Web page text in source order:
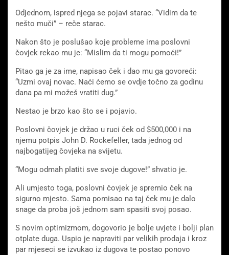
Odjednom, ispred njega se pojavi starac. “Vidim da te
nešto muči” – reče starac.
Nakon što je poslušao koje probleme ima poslovni
čovjek rekao mu je: “Mislim da ti mogu pomoći!”
Pitao ga je za ime, napisao ček i dao mu ga govoreći:
“Uzmi ovaj novac. Naći ćemo se ovdje točno za godinu
dana pa mi možeš vratiti dug.”
Nestao je brzo kao što se i pojavio.
Poslovni čovjek je držao u ruci ček od $500,000 i na
njemu potpis John D. Rockefeller, tada jednog od
najbogatijeg čovjeka na svijetu.
“Mogu odmah platiti sve svoje dugove!” shvatio je.
Ali umjesto toga, poslovni čovjek je spremio ček na
sigurno mjesto. Sama pomisao na taj ček mu je dalo
snage da proba još jednom sam spasiti svoj posao.
S novim optimizmom, dogovorio je bolje uvjete i bolji plan
otplate duga. Uspio je napraviti par velikih prodaja i kroz
par mjeseci se izvukao iz dugova te postao ponovo